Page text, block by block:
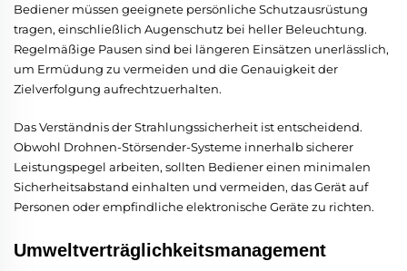
Bediener müssen geeignete persönliche Schutzausrüstung
tragen, einschließlich Augenschutz bei heller Beleuchtung.
Regelmäßige Pausen sind bei längeren Einsätzen unerlässlich,
um Ermüdung zu vermeiden und die Genauigkeit der
Zielverfolgung aufrechtzuerhalten.
Das Verständnis der Strahlungssicherheit ist entscheidend.
Obwohl Drohnen-Störsender-Systeme innerhalb sicherer
Leistungspegel arbeiten, sollten Bediener einen minimalen
Sicherheitsabstand einhalten und vermeiden, das Gerät auf
Personen oder empfindliche elektronische Geräte zu richten.
Umweltverträglichkeitsmanagement